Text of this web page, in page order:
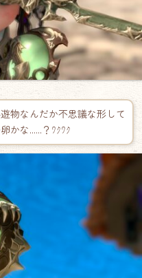
物なんだか不思議な形して
かな……？ﾜｸﾜｸ